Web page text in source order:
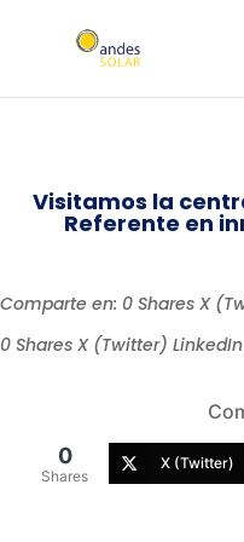
Visitamos la
Referente en
Comparte en: 0 Shares X
0 Shares X (Twitter)
0
Shares
X (Twitter)